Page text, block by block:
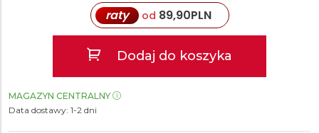
raty od 89,90PLN
Dodaj do koszyka
MAGAZYN CENTRALNY
Data dostawy: 1-2 dni